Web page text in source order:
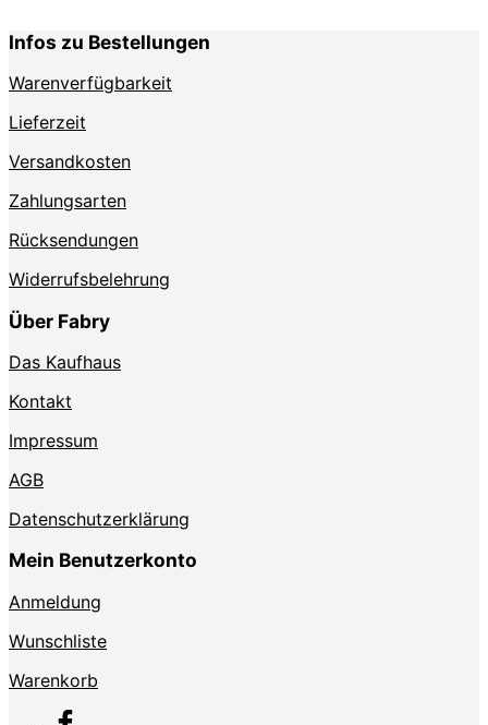
der
Produktseite
gewählt
Infos zu Bestellungen
Warenverfügbarkeit
Lieferzeit
Versandkosten
Zahlungsarten
Rücksendungen
Widerrufsbelehrung
Über Fabry
Das Kaufhaus
Kontakt
Impressum
AGB
Datenschutzerklärung
Mein Benutzerkonto
Anmeldung
Wunschliste
Warenkorb